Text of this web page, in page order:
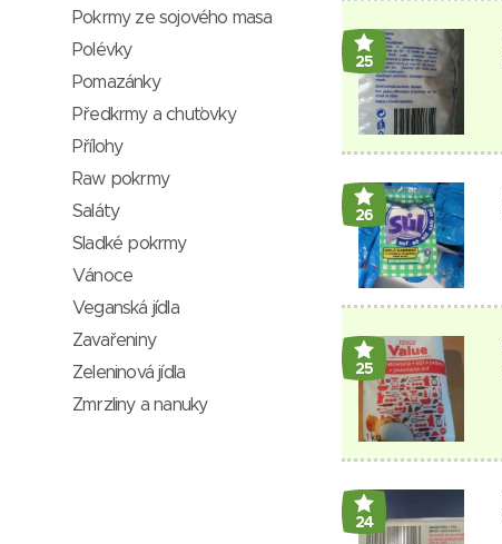
Pokrmy ze sojového masa
Polévky
Pomazánky
Předkrmy a chuťovky
Přílohy
Raw pokrmy
Saláty
Sladké pokrmy
Vánoce
Veganská jídla
Zavařeniny
Zeleninová jídla
Zmrzliny a nanuky
25
26
25
24